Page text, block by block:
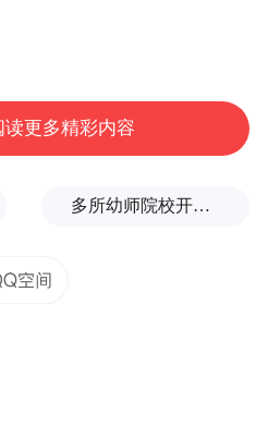
读更多精彩内容
多所幼师院校开设养老专业